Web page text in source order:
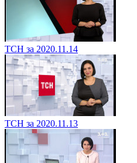
ТСН за 2020.11.14
ТСН за 2020.11.13